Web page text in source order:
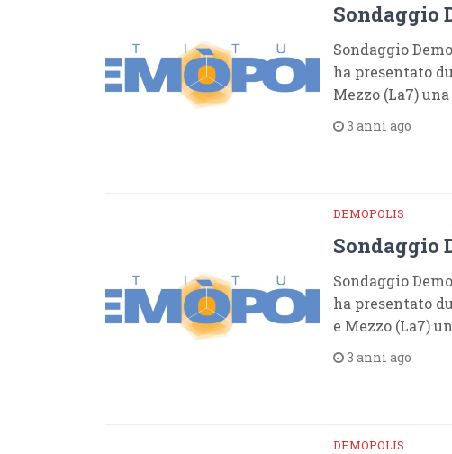
Sondaggio
Sondaggio
ha presentato
Mezzo (La7)
3 anni ago
DEMOPOLIS
Sondaggio
Sondaggio
ha presentato
e Mezzo (La7)
3 anni ago
DEMOPOLIS